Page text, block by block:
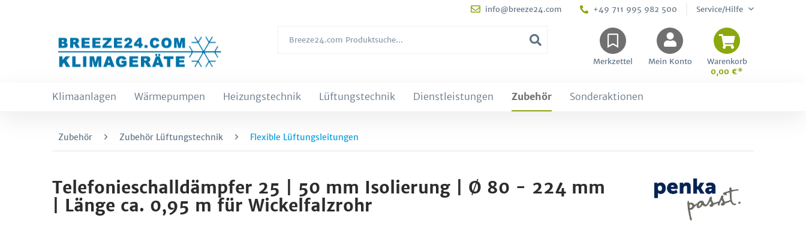
info@breeze24.com +49 711 995 982 500 Service/Hilfe
Merkzettel Mein Konto
Warenkorb
0,00 €*
Klimaanlagen Wärmepumpen Heizungstechnik Lüftungstechnik Dienstleistungen Zubehör Sonderaktionen
Zubehör Zubehör Lüftungstechnik Flexible Lüftungsleitungen
Telefonieschalldämpfer 25 | 50 mm Isolierung | Ø 80 - 224 mm
| Länge ca. 0,95 m für Wickelfalzrohr